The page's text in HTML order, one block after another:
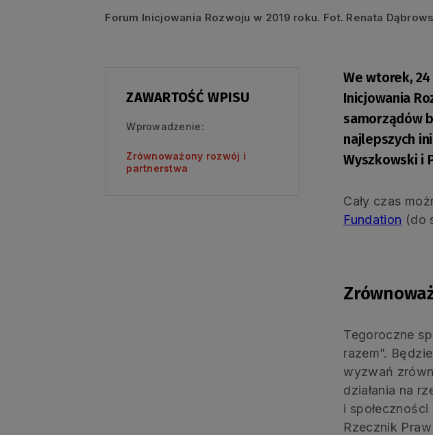
Forum Inicjowania Rozwoju w 2019 roku. Fot. Renata
ZAWARTOŚĆ WPISU
Wprowadzenie:
Zrównoważony rozwój i
partnerstwa
We wtorek,
Inicjowania
samorządów
najlepszych
Wyszkowski i
Cały czas
Fundation (do
Tegoroczne
razem”.
wyzwań
działania na
i
Rzecznik